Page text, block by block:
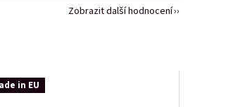
in EU
Zobrazit další hodnocení